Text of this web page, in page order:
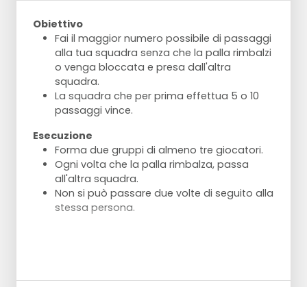
Obiettivo
Fai il maggior numero possibile di passaggi
alla tua squadra senza che la palla rimbalzi
o venga bloccata e presa dall'altra
squadra.
La squadra che per prima effettua 5 o 10
passaggi vince.
Esecuzione
Forma due gruppi di almeno tre giocatori.
Ogni volta che la palla rimbalza, passa
all'altra squadra.
Non si può passare due volte di seguito alla
stessa persona.